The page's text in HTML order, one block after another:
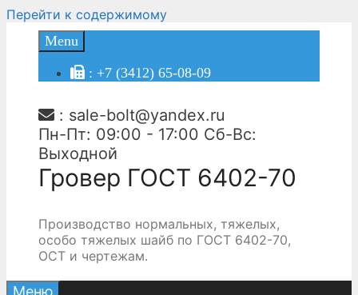
Перейти к содержимому
Menu
: +7 (3412) 65-08-09
: sale-bolt@yandex.ru
Пн-Пт: 09:00 - 17:00 Сб-Вс:
Выходной
Гровер ГОСТ 6402-70
Производство нормальных, тяжелых,
особо тяжелых шайб по ГОСТ 6402-70,
ОСТ и чертежам.
Меню